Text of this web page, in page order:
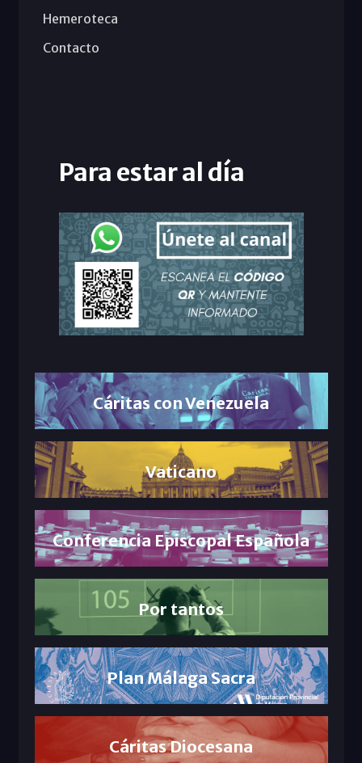
Hemeroteca
Contacto
Para estar al día
Cáritas con Venezuela
Vaticano
Conferencia Episcopal Española
Por tantos
Plan Málaga Sacra
Cáritas Diocesana